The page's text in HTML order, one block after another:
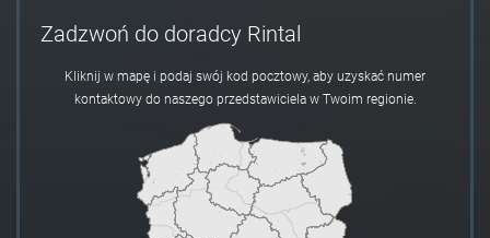
Zadzwoń do doradcy Rintal
Kliknij w mapę i podaj swój kod pocztowy, aby uzyskać numer
kontaktowy do naszego przedstawiciela w Twoim regionie.